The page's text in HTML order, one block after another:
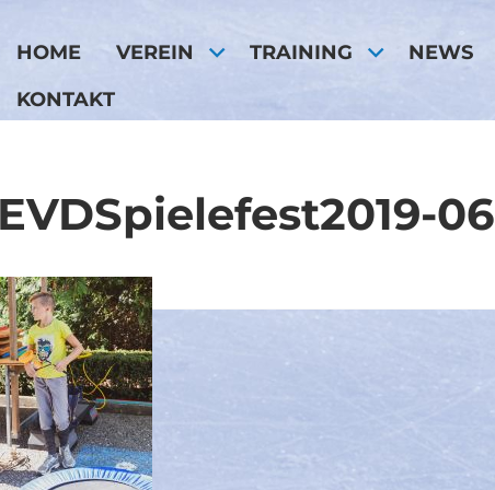
HOME VEREIN TRAINING NEWS
KONTAKT
EVDSpielefest2019-06